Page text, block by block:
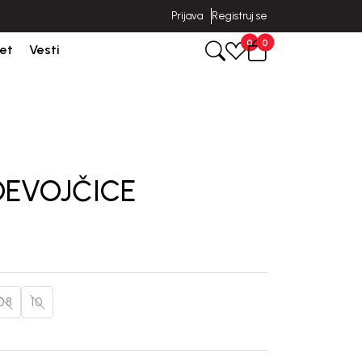
u roku od 3-5 dana od dana kreiranja porudžbine.
Prijava Registruj se
Vesti 0 0
10